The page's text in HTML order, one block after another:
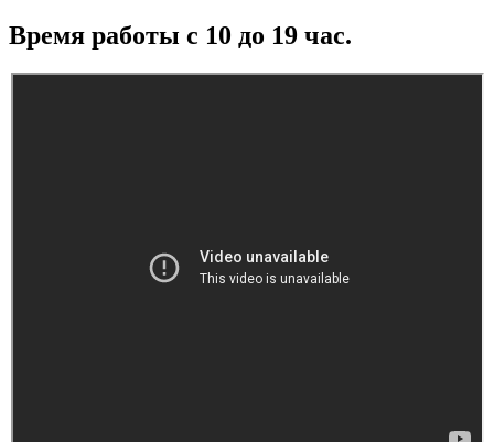
Время работы с 10 до 19 час.